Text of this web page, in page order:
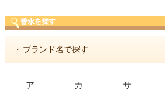
・ ブランド名で探す
ア カ サ